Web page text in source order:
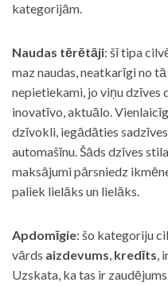
kategorijām.
Naudas tērētāji: šī tipa
maz naudas, neatkarīgi no
nepietiekami, jo viņu dzīves
inovatīvo, aktuālo.
dzīvokli, iegādāties
automašīnu. Šāds dzīves
maksājumi pārsniedz
paliek lielāks un lielāks.
Apdomīgie: šo kategoriju
vārds aizdevums, kredīts,
Uzskata, ka tas ir